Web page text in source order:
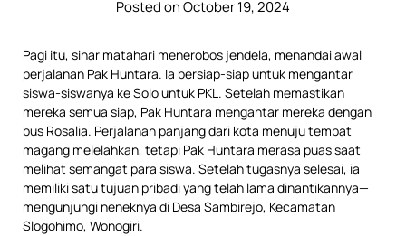
Posted on October 19, 2024
Pagi itu, sinar matahari menerobos jendela, menandai awal
perjalanan Pak Huntara. Ia bersiap-siap untuk mengantar
siswa-siswanya ke Solo untuk PKL. Setelah memastikan
mereka semua siap, Pak Huntara mengantar mereka dengan
bus Rosalia. Perjalanan panjang dari kota menuju tempat
magang melelahkan, tetapi Pak Huntara merasa puas saat
melihat semangat para siswa. Setelah tugasnya selesai, ia
memiliki satu tujuan pribadi yang telah lama dinantikannya—
mengunjungi neneknya di Desa Sambirejo, Kecamatan
Slogohimo, Wonogiri.